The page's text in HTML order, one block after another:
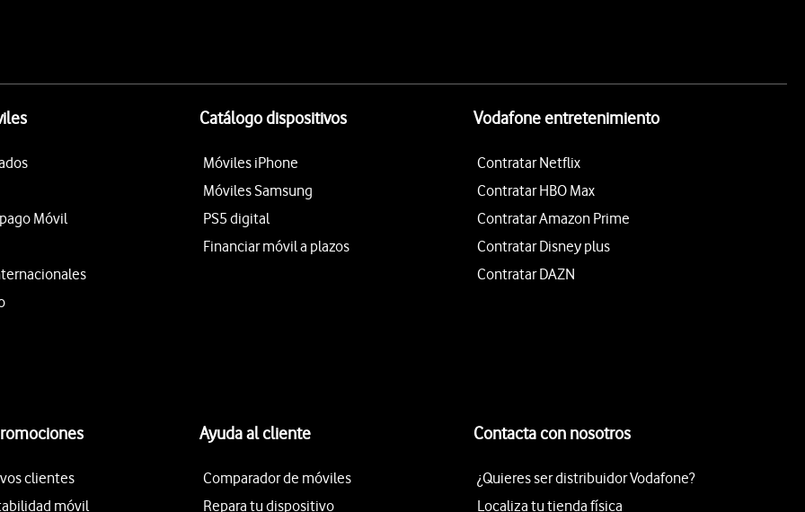
Móvil
Catálogo dispositivos
Móviles iPhone
Móviles Samsung
PS5 digital
Financiar móvil a plazos
Vodafone entretenimiento
Contratar Netflix
Contratar HBO Max
Contratar Amazon Prime
Contratar Disney plus
Contratar DAZN
clientes
móvil
Ayuda al cliente
Comparador de móviles
Repara tu dispositivo
Contacta con nosotros
¿Quieres ser distribuidor Vodafone?
Localiza tu tienda física